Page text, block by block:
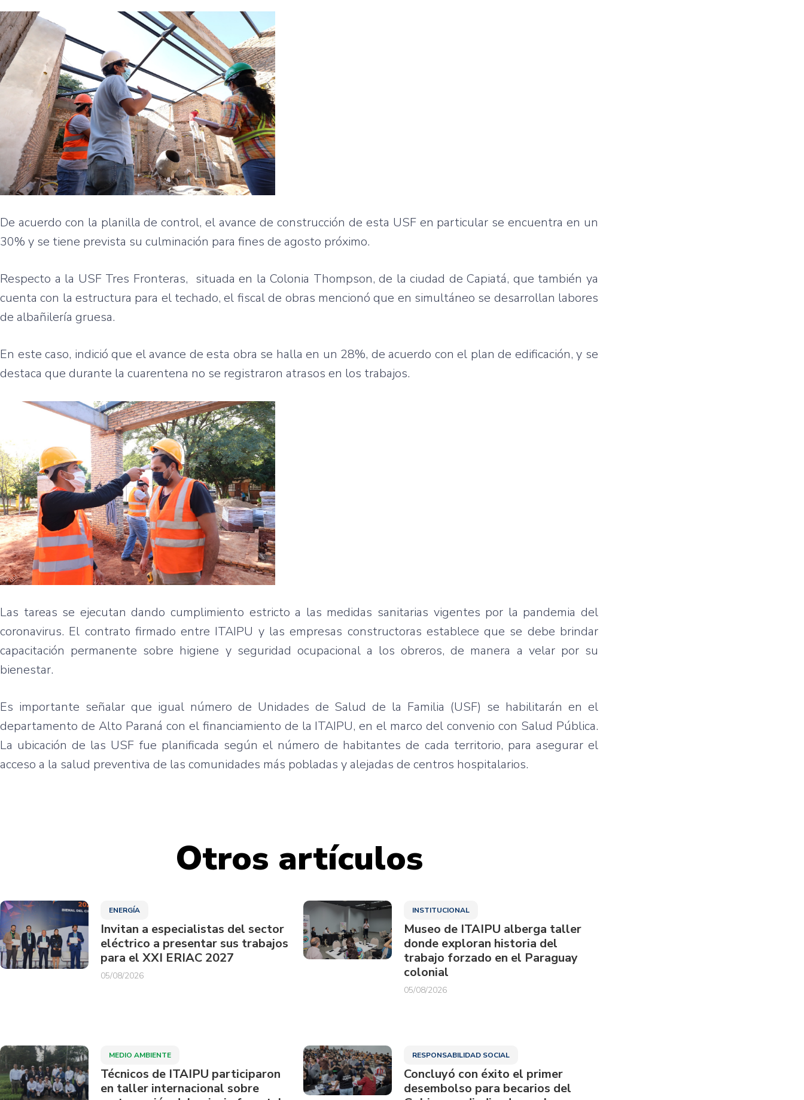
De acuerdo con la planilla de control, el avance de construcción de esta USF en particular se encuentra en un
30% y se tiene prevista su culminación para fines de agosto próximo.
Respecto a la USF Tres Fronteras, situada en la Colonia Thompson, de la ciudad de Capiatá, que también ya
cuenta con la estructura para el techado, el fiscal de obras mencionó que en simultáneo se desarrollan labores
de albañilería gruesa.
En este caso, indició que el avance de esta obra se halla en un 28%, de acuerdo con el plan de edificación, y se
destaca que durante la cuarentena no se registraron atrasos en los trabajos.
Las tareas se ejecutan dando cumplimiento estricto a las medidas sanitarias vigentes por la pandemia del
coronavirus. El contrato firmado entre ITAIPU y las empresas constructoras establece que se debe brindar
capacitación permanente sobre higiene y seguridad ocupacional a los obreros, de manera a velar por su
bienestar.
Es importante señalar que igual número de Unidades de Salud de la Familia (USF) se habilitarán en el
departamento de Alto Paraná con el financiamiento de la ITAIPU, en el marco del convenio con Salud Pública.
La ubicación de las USF fue planificada según el número de habitantes de cada territorio, para asegurar el
acceso a la salud preventiva de las comunidades más pobladas y alejadas de centros hospitalarios.
Otros artículos
ENERGÍA
Invitan a especialistas del sector
eléctrico a presentar sus trabajos
para el XXI ERIAC 2027
05/08/2026
INSTITUCIONAL
Museo de ITAIPU alberga taller
donde exploran historia del
trabajo forzado en el Paraguay
colonial
05/08/2026
MEDIO AMBIENTE
Técnicos de ITAIPU participaron
en taller internacional sobre
RESPONSABILIDAD SOCIAL
Concluyó con éxito el primer
desembolso para becarios del